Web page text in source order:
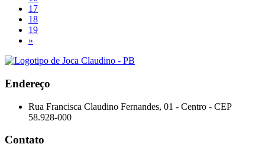
17
18
19
»
Endereço
Rua Francisca Claudino Fernandes, 01 - Centro - CEP
58.928-000
Contato